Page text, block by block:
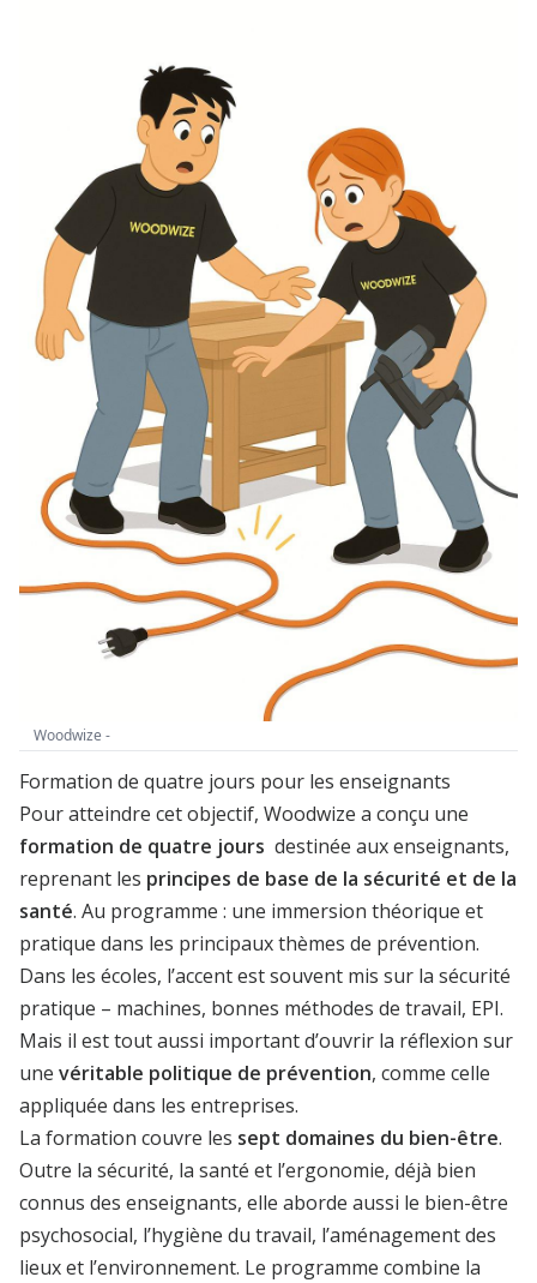
Woodwize -
Formation de quatre jours pour les enseignants
Pour atteindre cet objectif, Woodwize a conçu une
formation de quatre jours destinée aux enseignants,
reprenant les principes de base de la sécurité et de la
santé. Au programme : une immersion théorique et
pratique dans les principaux thèmes de prévention.
Dans les écoles, l’accent est souvent mis sur la sécurité
pratique – machines, bonnes méthodes de travail, EPI.
Mais il est tout aussi important d’ouvrir la réflexion sur
une véritable politique de prévention, comme celle
appliquée dans les entreprises.
La formation couvre les sept domaines du bien-être.
Outre la sécurité, la santé et l’ergonomie, déjà bien
connus des enseignants, elle aborde aussi le bien-être
psychosocial, l’hygiène du travail, l’aménagement des
lieux et l’environnement. Le programme combine la